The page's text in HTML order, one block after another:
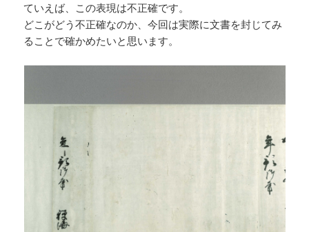
ていえば、この表現は不正確です。
どこがどう不正確なのか、今回は実際に文書を封じてみ
ることで確かめたいと思います。